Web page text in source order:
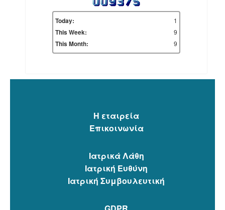
Today:
1
This Week:
9
This Month:
9
Η εταιρεία
Επικοινωνία
Ιατρικά Λάθη
Ιατρική Ευθύνη
Ιατρική Συμβουλευτική